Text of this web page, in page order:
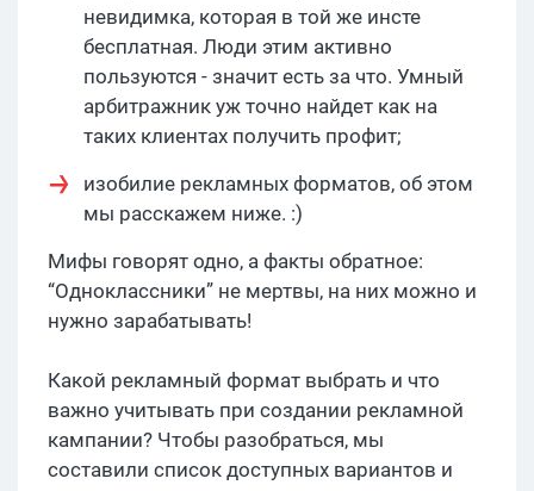
невидимка, которая в той же инсте
бесплатная. Люди этим активно
пользуются - значит есть за что. Умный
арбитражник уж точно найдет как на
таких клиентах получить профит;
изобилие рекламных форматов, об этом
мы расскажем ниже. :)
Мифы говорят одно, а факты обратное:
“Одноклассники” не мертвы, на них можно и
нужно зарабатывать!
Какой рекламный формат выбрать и что
важно учитывать при создании рекламной
кампании? Чтобы разобраться, мы
составили список доступных вариантов и